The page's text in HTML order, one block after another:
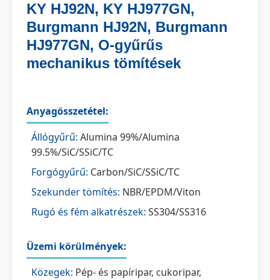
KY HJ92N, KY HJ977GN,
Burgmann HJ92N, Burgmann
HJ977GN, O-gyűrűs
mechanikus tömítések
Anyagösszetétel:
Állógyűrű: Alumina 99%/Alumina
99.5%/SiC/SSiC/TC
Forgógyűrű: Carbon/SiC/SSiC/TC
Szekunder tömítés: NBR/EPDM/Viton
Rugó és fém alkatrészek: SS304/SS316
Üzemi körülmények:
Közegek: Pép- és papíripar, cukoripar,